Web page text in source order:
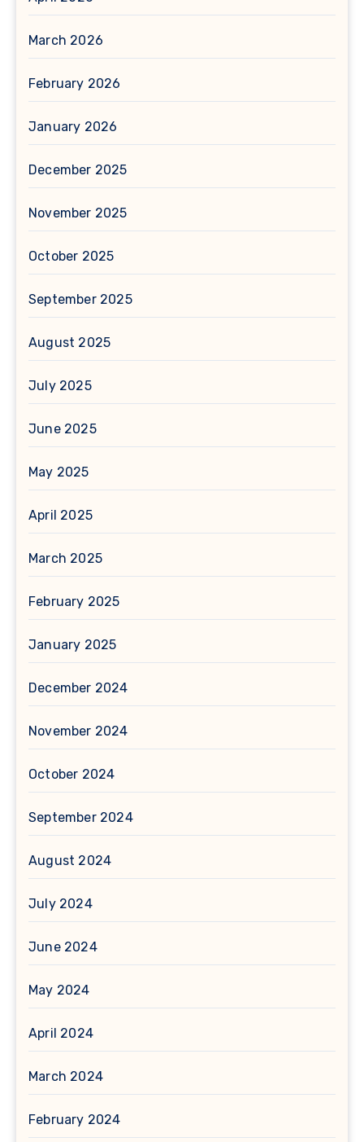
March 2026
February 2026
January 2026
December 2025
November 2025
October 2025
September 2025
August 2025
July 2025
June 2025
May 2025
April 2025
March 2025
February 2025
January 2025
December 2024
November 2024
October 2024
September 2024
August 2024
July 2024
June 2024
May 2024
April 2024
March 2024
February 2024